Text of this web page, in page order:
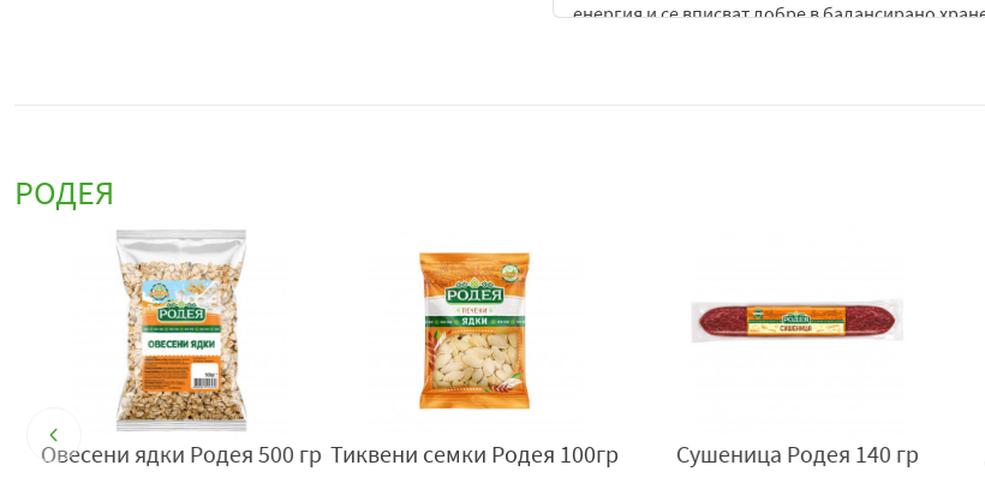
енергия и се вписват добре в балансирано
Пакетирано в България от Дани ДЗЗД, гр.
РОДЕЯ
Тиквени семки Родея 100гр Сушеница Родея 140 гр
Дома. опаковъчно фолио